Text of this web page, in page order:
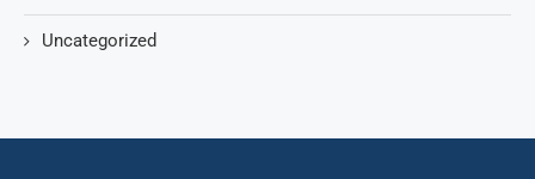
Uncategorized